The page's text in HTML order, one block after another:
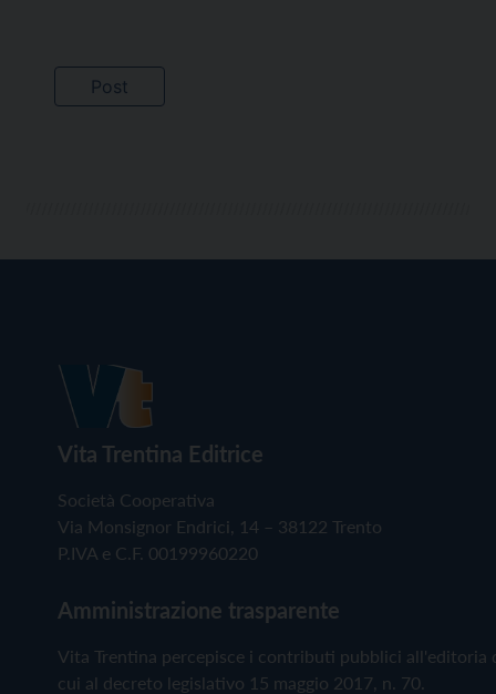
Vita Trentina Editrice
Società Cooperativa
Via Monsignor Endrici, 14 – 38122 Trento
P.IVA e C.F. 00199960220
Amministrazione trasparente
Vita Trentina percepisce i contributi pubblici all'editoria
cui al decreto legislativo 15 maggio 2017, n. 70.